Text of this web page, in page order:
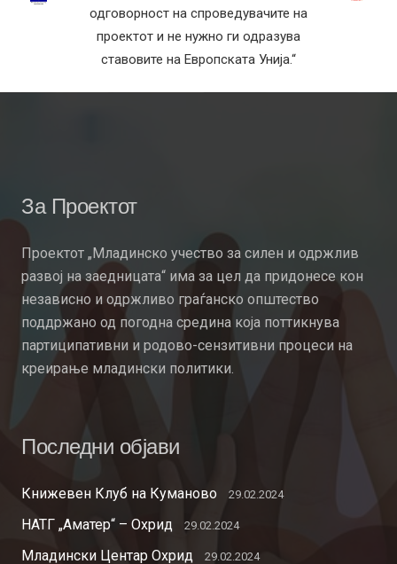
одговорност на спроведувачите на
проектот и не нужно ги одразува
ставовите на Европската Унија.“
За Проектот
Проектот „Младинско учество за силен и одржлив
развој на заедницата“ има за цел да придонесе кон
независно и одржливо граѓанско општество
поддржано од погодна средина која поттикнува
партиципативни и родово-сензитивни процеси на
креирање младински политики.
Последни објави
Книжевен Клуб на Куманово 29.02.2024
НАТГ „Аматер“ – Охрид 29.02.2024
Младински Центар Охрид 29.02.2024